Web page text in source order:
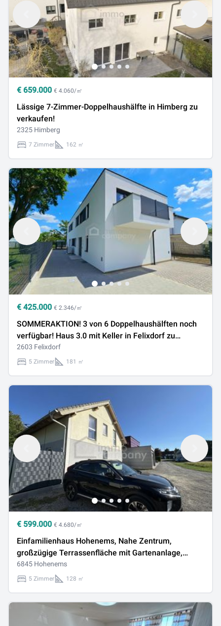
€ 659.000 € 4.060/㎡
Lässige 7-Zimmer-Doppelhaushälfte in Himberg zu
verkaufen!
2325 Himberg
7 Zimmer 162 ㎡
€ 425.000 € 2.346/㎡
SOMMERAKTION! 3 von 6 Doppelhaushälften noch
verfügbar! Haus 3.0 mit Keller in Felixdorf zu
verkaufen!
2603 Felixdorf
5 Zimmer 181 ㎡
€ 599.000 € 4.680/㎡
Einfamilienhaus Hohenems, Nahe Zentrum,
großzügige Terrassenfläche mit Gartenanlage,
neuer Zaun mit Sichtschutz, mehrere
Außenstellplätze auf privatem Grundstück.
6845 Hohenems
5 Zimmer 128 ㎡